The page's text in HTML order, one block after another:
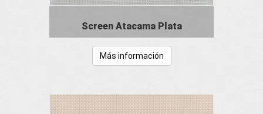
Screen Atacama Plata
Más información